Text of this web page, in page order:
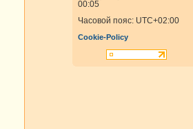
00:05
Часовой пояс: UTC+02:00
Cookie-Policy